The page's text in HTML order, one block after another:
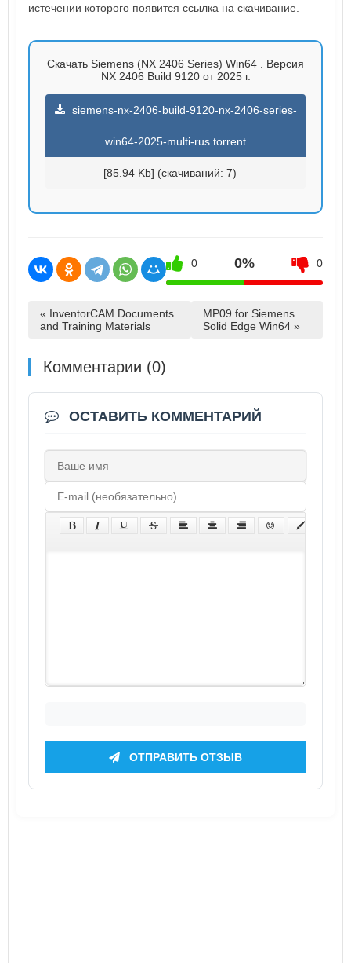
истечении которого появится ссылка на скачивание.
Скачать Siemens (NX 2406 Series) Win64 . Версия
NX 2406 Build 9120 от 2025 г.
siemens-nx-2406-build-9120-nx-2406-series-
win64-2025-multi-rus.torrent
[85.94 Kb] (cкачиваний: 7)
0 0% 0
« InventorCAM Documents
and Training Materials
MP09 for Siemens
Solid Edge Win64 »
Комментарии (0)
ОСТАВИТЬ КОММЕНТАРИЙ
ОТПРАВИТЬ ОТЗЫВ